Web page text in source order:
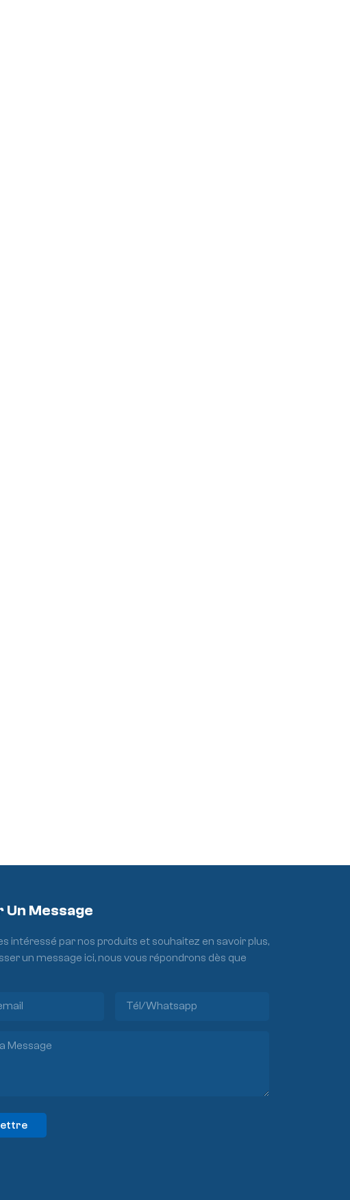
Un Message
intéressé par nos produits et souhaitez en savoir plus,
un message ici, nous vous répondrons dès que